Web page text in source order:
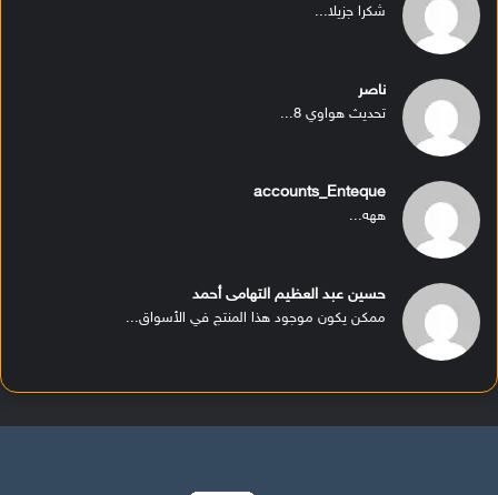
شكرا جزيلا...
ناصر
تحديث هواوي 8...
accounts_Enteque
ههه...
حسين عبد العظيم التهامى أحمد
ممكن يكون موجود هذا المنتج في الأسواق...